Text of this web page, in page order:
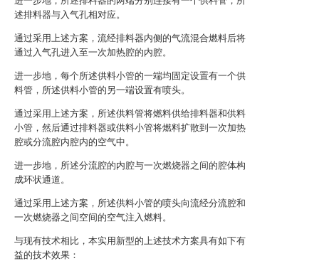
述排料器与入气孔相对应。
通过采用上述方案，流经排料器内侧的气流混合燃料后将
通过入气孔进入至一次加热腔的内腔。
进一步地，每个所述供料小管的一端均固定设置有一个供
料管，所述供料小管的另一端设置有喷头。
通过采用上述方案，所述供料管将燃料供给排料器和供料
小管，然后通过排料器或供料小管将燃料扩散到一次加热
腔或分流腔内腔内的空气中。
进一步地，所述分流腔的内腔与一次燃烧器之间的腔体构
成环状通道。
通过采用上述方案，所述供料小管的喷头向流经分流腔和
一次燃烧器之间空间的空气注入燃料。
与现有技术相比，本实用新型的上述技术方案具有如下有
益的技术效果：